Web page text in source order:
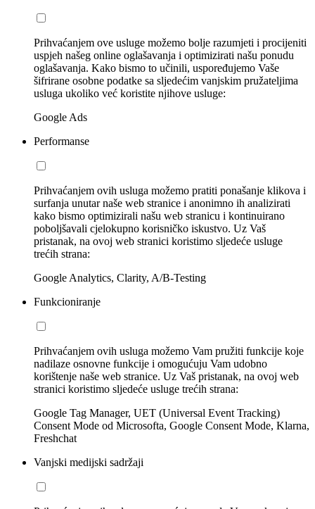
Prihvaćanjem ove usluge možemo bolje razumjeti i procijeniti
uspjeh našeg online oglašavanja i optimizirati našu ponudu
oglašavanja. Kako bismo to učinili, uspoređujemo Vaše
šifrirane osobne podatke sa sljedećim vanjskim pružateljima
usluga ukoliko već koristite njihove usluge:
Google Ads
Performanse
Prihvaćanjem ovih usluga možemo pratiti ponašanje klikova i
surfanja unutar naše web stranice i anonimno ih analizirati
kako bismo optimizirali našu web stranicu i kontinuirano
poboljšavali cjelokupno korisničko iskustvo. Uz Vaš
pristanak, na ovoj web stranici koristimo sljedeće usluge
trećih strana:
Google Analytics, Clarity, A/B-Testing
Funkcioniranje
Prihvaćanjem ovih usluga možemo Vam pružiti funkcije koje
nadilaze osnovne funkcije i omogućuju Vam udobno
korištenje naše web stranice. Uz Vaš pristanak, na ovoj web
stranici koristimo sljedeće usluge trećih strana:
Google Tag Manager, UET (Universal Event Tracking)
Consent Mode od Microsofta, Google Consent Mode, Klarna,
Freshchat
Vanjski medijski sadržaji